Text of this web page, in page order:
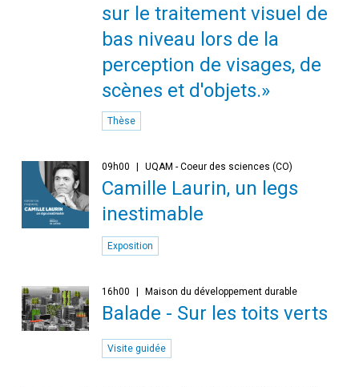
sur le traitement visuel de
bas niveau lors de la
perception de visages, de
scènes et d'objets.»
Thèse
09h00 UQAM - Coeur des sciences (CO)
Camille Laurin, un legs
inestimable
Exposition
16h00 Maison du développement durable
Balade - Sur les toits verts
Visite guidée